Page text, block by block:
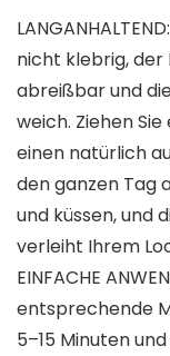
nicht klebrig,
abreißbar und
weich. Ziehen
einen natürlich
den ganzen Tag
und küssen, und
verleiht Ihrem
EINFACHE
entsprechende
5–15 Minuten